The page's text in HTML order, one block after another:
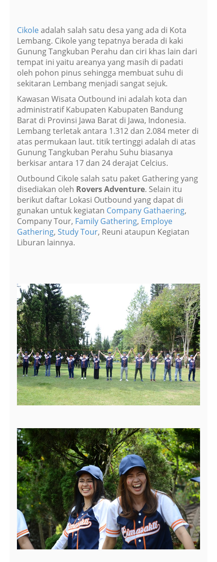
Cikoleadalah salah satu desa yang ada di Kota
Lembang. Cikole yang tepatnya berada di kaki
Gunung Tangkuban Perahu dan ciri khas lain dari
tempat ini yaitu areanya yang masih di padati
oleh pohon pinus sehingga membuat suhu di
sekitaran Lembang menjadi sangat sejuk.
Kawasan Wisata Outbound ini adalah kota dan
administratif Kabupaten Kabupaten Bandung
Barat di Provinsi Jawa Barat di Jawa, Indonesia.
Lembang terletak antara 1.312 dan 2.084 meter di
atas permukaan laut. titik tertinggi adalah di atas
Gunung Tangkuban Perahu Suhu biasanya
berkisar antara 17 dan 24 derajat Celcius.
Outbound Cikole salah satu paket Gathering yang
disediakan oleh Rovers Adventure. Selain itu
berikut daftar Lokasi Outbound yang dapat di
gunakan untuk kegiatan Company Gathaering,
Company Tour, Family Gathering, Employe
Gathering, Study Tour, Reuni ataupun Kegiatan
Liburan lainnya.